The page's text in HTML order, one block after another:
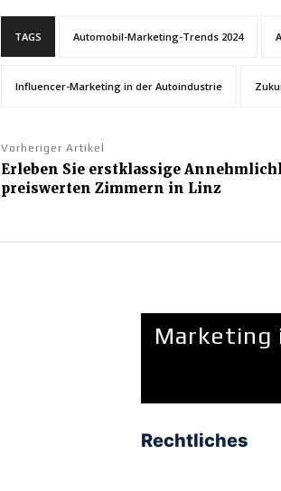
TAGS Automobil-Marketing-Trends 2024
Influencer-Marketing in der Autoindustrie
Vorheriger Artikel
Erleben Sie erstklassige
preiswerten Zimmern in Linz
Marketing
Rechtliches